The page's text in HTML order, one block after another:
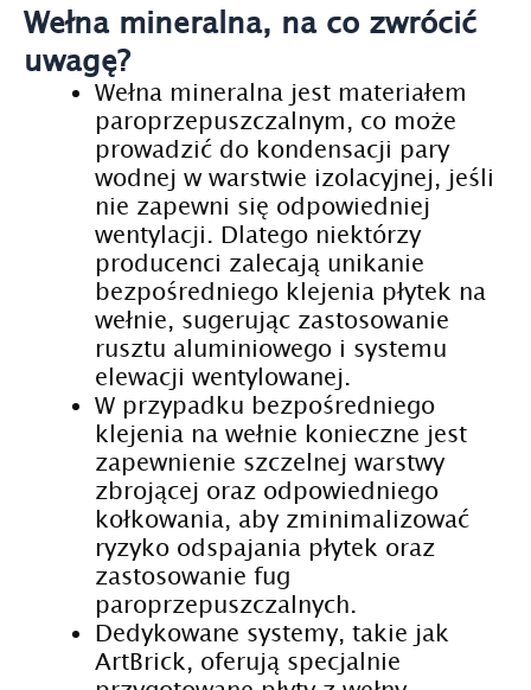
Wełna mineralna, na co zwrócić
uwagę?
Wełna mineralna jest materiałem
paroprzepuszczalnym, co może
prowadzić do kondensacji pary
wodnej w warstwie izolacyjnej, jeśli
nie zapewni się odpowiedniej
wentylacji. Dlatego niektórzy
producenci zalecają unikanie
bezpośredniego klejenia płytek na
wełnie, sugerując zastosowanie
rusztu aluminiowego i systemu
elewacji wentylowanej.
W przypadku bezpośredniego
klejenia na wełnie konieczne jest
zapewnienie szczelnej warstwy
zbrojącej oraz odpowiedniego
kołkowania, aby zminimalizować
ryzyko odspajania płytek oraz
zastosowanie fug
paroprzepuszczalnych.
Dedykowane systemy, takie jak
ArtBrick, oferują specjalnie